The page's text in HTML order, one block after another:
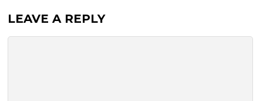
LEAVE A REPLY